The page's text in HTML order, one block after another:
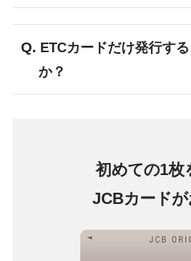
ETCカードだけ発行す
か？
初めての1枚
JCBカードが